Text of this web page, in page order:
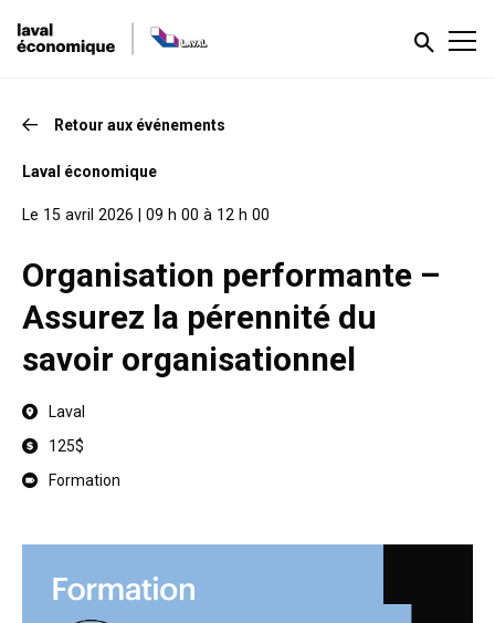
Retour aux événements
Laval économique
Le 15 avril 2026 | 09 h 00 à 12 h 00
Organisation performante –
Assurez la pérennité du
savoir organisationnel
Laval
125$
Formation